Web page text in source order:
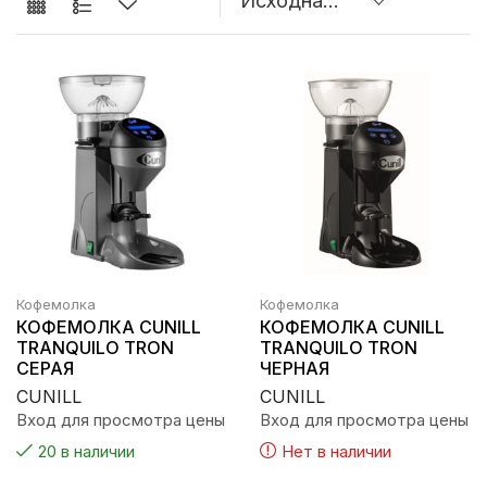
Кофемолка
КОФЕМОЛКА CUNILL
TRANQUILO TRON
СЕРАЯ
CUNILL
Вход для просмотра цены
20 в наличии
Кофемолка
КОФЕМОЛКА CUNILL
TRANQUILO TRON
ЧЕРНАЯ
CUNILL
Вход для просмотра цены
Нет в наличии